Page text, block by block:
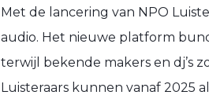
Met de lancering van NPO
audio. Het nieuwe platform
terwijl bekende makers en dj’s
Luisteraars kunnen vanaf 2025